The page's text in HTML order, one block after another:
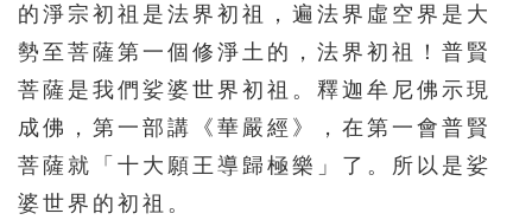
的淨宗初祖是法界初祖，遍法界虛空界是大
勢至菩薩第一個修淨土的，法界初祖！普賢
菩薩是我們娑婆世界初祖。釋迦牟尼佛示現
成佛，第一部講《華嚴經》，在第一會普賢
菩薩就「十大願王導歸極樂」了。所以是娑
婆世界的初祖。